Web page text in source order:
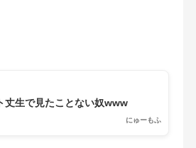
丈生で見たことない奴www
にゅーもふ